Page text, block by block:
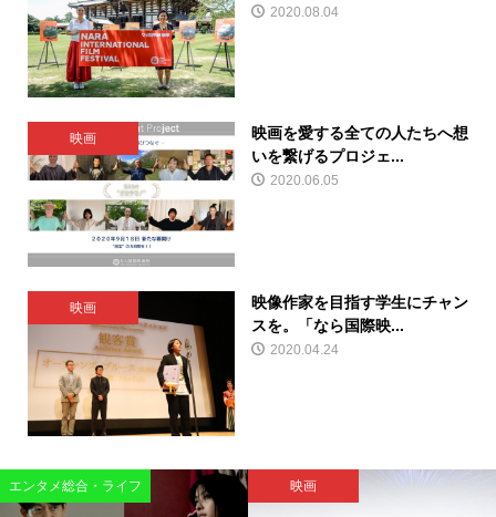
2020.08.04
映画
映画を愛する全ての人たちへ想
いを繋げるプロジェ...
2020.06.05
映画
映像作家を目指す学生にチャン
スを。「なら国際映...
2020.04.24
エンタメ総合・ライフ 映画